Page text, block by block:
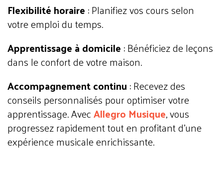
Flexibilité horaire: Planifiez vos cours selon
votre emploi du temps.
Apprentissage à domicile: Bénéficiez de leçons
dans le confort de votre maison.
Accompagnement continu: Recevez des
conseils personnalisés pour optimiser votre
apprentissage. AvecAllegro Musique, vous
progressez rapidement tout en profitant d’une
expérience musicale enrichissante.